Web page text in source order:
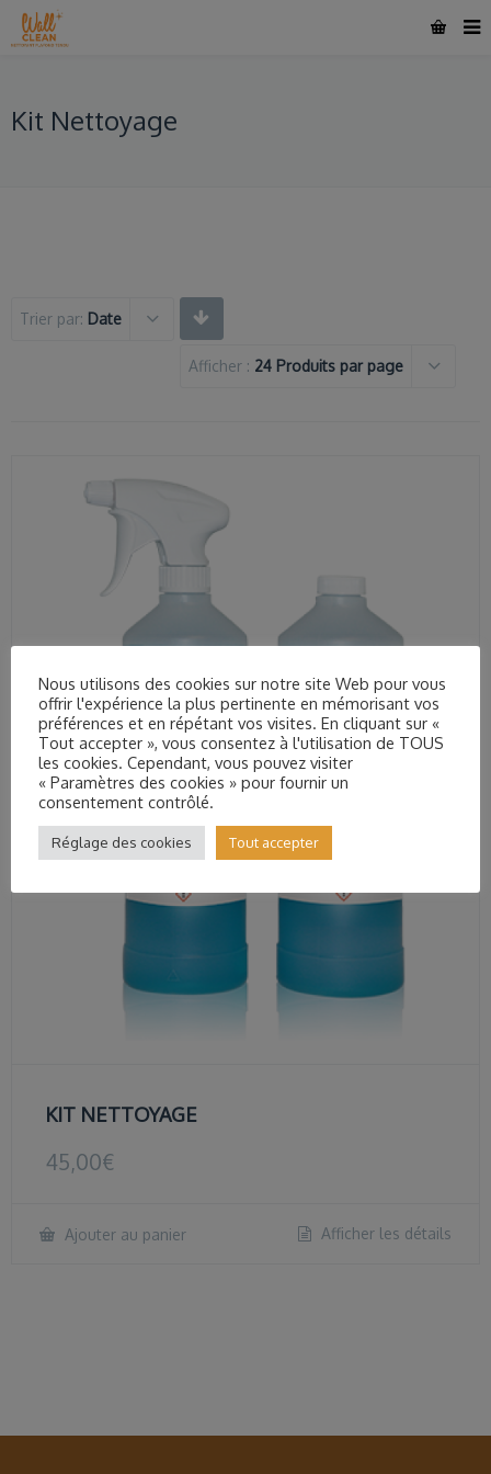
Kit Nettoyage
Trier par: Date
Afficher : 24 Produits par page
KIT NETTOYAGE
45,00€
Ajouter au panier Afficher les détails
Nous utilisons des cookies sur notre site Web pour vous
offrir l'expérience la plus pertinente en mémorisant vos
préférences et en répétant vos visites. En cliquant sur «
Tout accepter », vous consentez à l'utilisation de TOUS
les cookies. Cependant, vous pouvez visiter
« Paramètres des cookies » pour fournir un
consentement contrôlé.
Réglage des cookies Tout accepter